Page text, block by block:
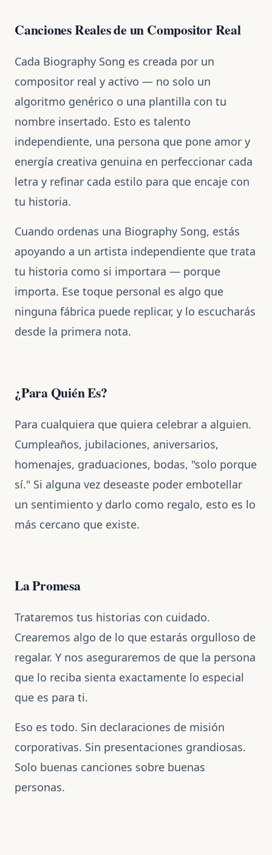
Canciones Reales de un Compositor Real
Cada Biography Song es creada por un
compositor real y activo — no solo un
algoritmo genérico o una plantilla con tu
nombre insertado. Esto es talento
independiente, una persona que pone amor y
energía creativa genuina en perfeccionar cada
letra y refinar cada estilo para que encaje con
tu historia.
Cuando ordenas una Biography Song, estás
apoyando a un artista independiente que trata
tu historia como si importara — porque
importa. Ese toque personal es algo que
ninguna fábrica puede replicar, y lo escucharás
desde la primera nota.
¿Para Quién Es?
Para cualquiera que quiera celebrar a alguien.
Cumpleaños, jubilaciones, aniversarios,
homenajes, graduaciones, bodas, "solo porque
sí." Si alguna vez deseaste poder embotellar
un sentimiento y darlo como regalo, esto es lo
más cercano que existe.
La Promesa
Trataremos tus historias con cuidado.
Crearemos algo de lo que estarás orgulloso de
regalar. Y nos aseguraremos de que la persona
que lo reciba sienta exactamente lo especial
que es para ti.
Eso es todo. Sin declaraciones de misión
corporativas. Sin presentaciones grandiosas.
Solo buenas canciones sobre buenas
personas.